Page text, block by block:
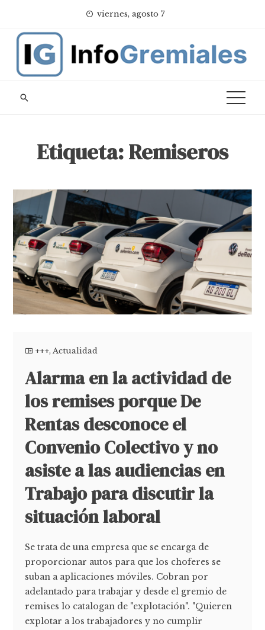
content
viernes, agosto 7
Etiqueta:Remiseros
+++,Actualidad
Alarma en la actividad de
los remises porque De
Rentas desconoce el
Convenio Colectivo y no
asiste a las audiencias en
Trabajo para discutir la
situación laboral
Se trata de una empresa que se encarga de
proporcionar autos para que los choferes se
suban a aplicaciones móviles. Cobran por
adelantado para trabajar y desde el gremio de
remises lo catalogan de "explotación". "Quieren
explotar a los trabajadores y no cumplir